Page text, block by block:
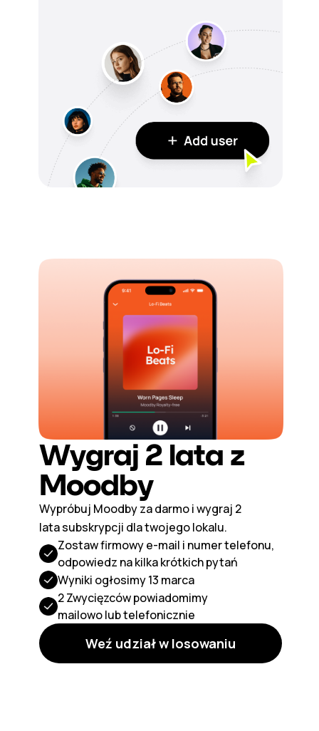
Wygraj 2 lata z
Moodby
Wypróbuj Moodby za darmo i wygraj 2
lata subskrypcji dla twojego lokalu.
Zostaw firmowy e-mail i numer telefonu,
odpowiedz na kilka krótkich pytań
Wyniki ogłosimy 13 marca
2 Zwycięzców powiadomimy
mailowo lub telefonicznie
Weź udział w losowaniu